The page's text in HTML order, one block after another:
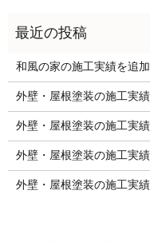
和風の家の施工実績を追
外壁・屋根塗装の施工実
外壁・屋根塗装の施工実
外壁・屋根塗装の施工実
外壁・屋根塗装の施工実